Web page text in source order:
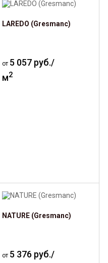
LAREDO (Gresmanc)
от 5 057 руб./
м2
NATURE (Gresmanc)
от 5 376 руб./